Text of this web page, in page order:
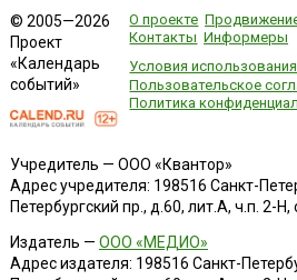
© 2005—2026
Проект
«Календарь
событий»
О проекте
Контакты Информеры
Условия
Пользовательское
Политика
Учредитель — ООО «Квантор»
Адрес учредителя: 198516 Санкт-
Петербургский пр., д.60, лит.А, ч.п. 2-
Издатель — ООО «МЕДИО»
Адрес издателя: 198516 Санкт-